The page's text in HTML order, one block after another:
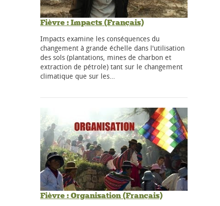
Fièvre : Impacts (Français)
Impacts examine les conséquences du
changement à grande échelle dans l'utilisation
des sols (plantations, mines de charbon et
extraction de pétrole) tant sur le changement
climatique que sur les…
Fièvre : Organisation (Français)